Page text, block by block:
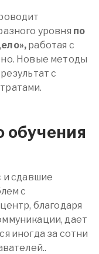
уровня по
работая с
Новые методы
с
обучения
и сдавшие
с
благодаря
дает
иногда за сотни